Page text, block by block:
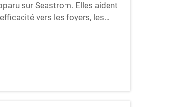
sur Seastrom. Elles aident
vers les foyers, les
High five ; le pouvoir au